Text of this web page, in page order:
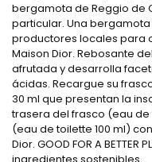
bergamota de Reggio de
particular. Una
productores locales para
Maison Dior. Rebosante
afrutada y desarrolla
ácidas. Recargue su
30 ml que presentan la
trasera del frasco (eau
(eau de toilette 100 ml)
Dior. GOOD FOR A